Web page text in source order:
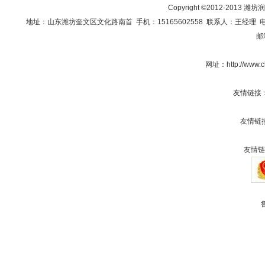
Copyright ©2012-2013 潍坊
地址：山东潍坊奎文区文化路南首 手机：15165602558 联系人：王经理
邮
网址： http://
友情链接
友情链
友情